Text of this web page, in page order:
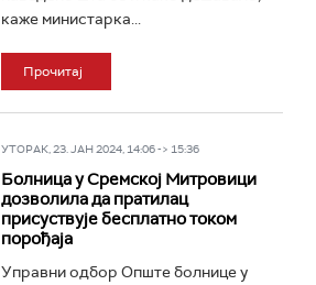
каже министарка...
Прочитај
УТОРАК, 23. ЈАН 2024, 14:06 -> 15:36
Болница у Сремској Митровици
дозволила да пратилац
присуствује бесплатно током
порођаја
Управни одбор Опште болнице у